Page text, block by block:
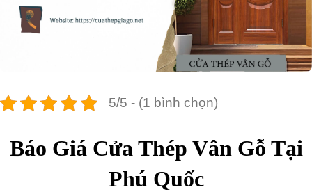
5/5 - (1 bình chọn)
Báo Giá Cửa Thép Vân Gỗ Tại
Phú Quốc